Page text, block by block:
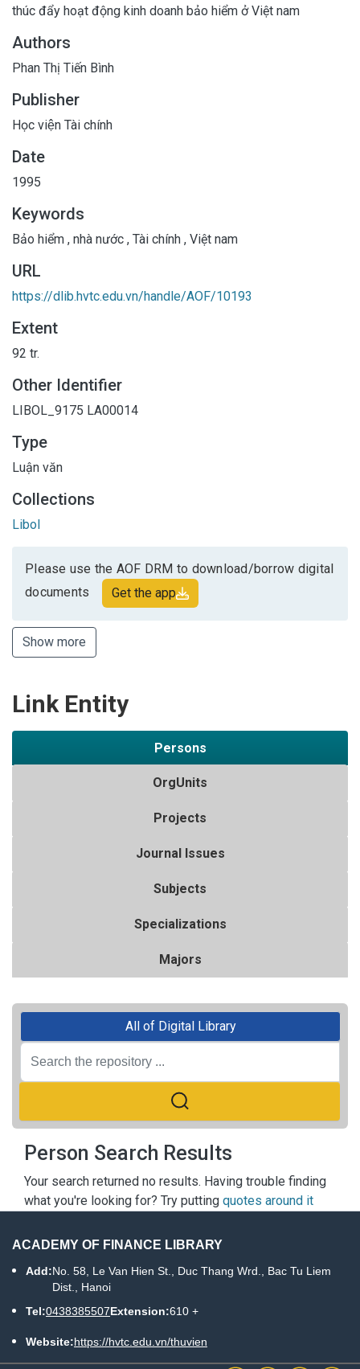
thúc đẩy hoạt động kinh doanh bảo hiểm ở Việt nam
Authors
Phan Thị Tiến Bình
Publisher
Học viện Tài chính
Date
1995
Keywords
Bảo hiểm , nhà nước , Tài chính , Việt nam
URL
https://dlib.hvtc.edu.vn/handle/AOF/10193
Extent
92 tr.
Other Identifier
LIBOL_9175 LA00014
Type
Luận văn
Collections
Libol
Please use the AOF DRM to download/borrow digital
documents
Get the app
Show more
Link Entity
Persons
OrgUnits
Projects
Journal Issues
Subjects
Specializations
Majors
All of Digital Library
Person Search Results
Your search returned no results. Having trouble finding
what you're looking for? Try putting quotes around it
ACADEMY OF FINANCE LIBRARY
Add:No. 58, Le Van Hien St., Duc Thang Wrd., Bac Tu Liem
Dist., Hanoi
Tel:0438385507Extension:610 +
Website:https://hvtc.edu.vn/thuvien